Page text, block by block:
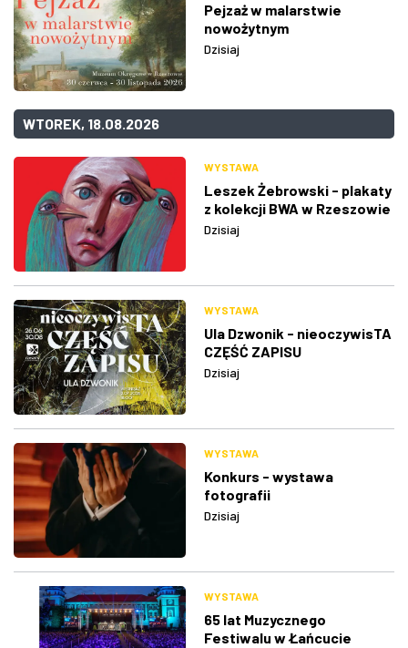
Pejzaż w malarstwie
nowożytnym
Dzisiaj
WTOREK, 18.08.2026
WYSTAWA
Leszek Żebrowski - plakaty
z kolekcji BWA w Rzeszowie
Dzisiaj
WYSTAWA
Ula Dzwonik - nieoczywisTA
CZĘŚĆ ZAPISU
Dzisiaj
WYSTAWA
Konkurs - wystawa
fotografii
Dzisiaj
WYSTAWA
65 lat Muzycznego
Festiwalu w Łańcucie